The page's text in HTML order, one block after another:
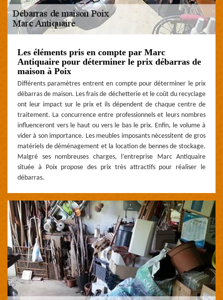
Les éléments pris en compte par Marc
Antiquaire pour déterminer le prix débarras de
maison à Poix
Différents paramètres entrent en compte pour déterminer le prix
débarras de maison. Les frais de déchetterie et le coût du recyclage
ont leur impact sur le prix et ils dépendent de chaque centre de
traitement. La concurrence entre professionnels et leurs nombres
influenceront vers le haut ou vers le bas le prix. Enfin, le volume à
vider à son importance. Les meubles imposants nécessitent de gros
matériels de déménagement et la location de bennes de stockage.
Malgré ses nombreuses charges, l’entreprise Marc Antiquaire
située à Poix propose des prix très attractifs pour réaliser le
débarras.